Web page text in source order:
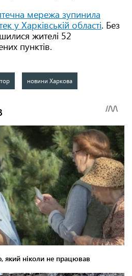
мережа зупинила
у Харківській області. Без
жителі 52
пунктів.
новини Харкова